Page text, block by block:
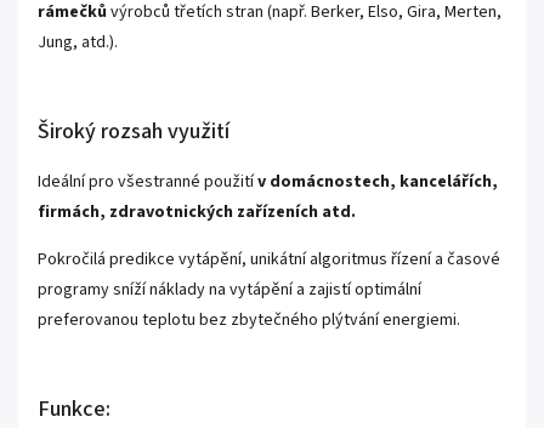
rámečků výrobců třetích stran (např. Berker, Elso, Gira, Merten,
Jung, atd.).
Široký rozsah využití
Ideální pro všestranné použitív domácnostech, kancelářích,
firmách, zdravotnických zařízeních atd.
Pokročilá predikce vytápění, unikátní algoritmus řízení a časové
programy sníží náklady na vytápění a zajistí optimální
preferovanou teplotu bez zbytečného plýtvání energiemi.
Funkce: